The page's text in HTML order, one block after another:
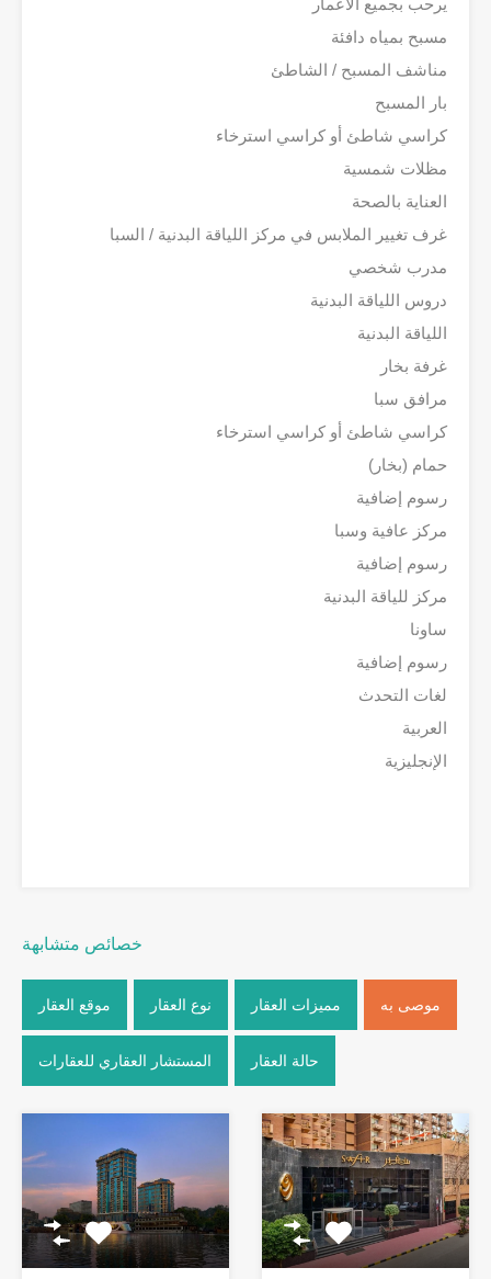
مسبح بمياه دافئة
مناشف المسبح / الشاطئ
بار المسبح
كراسي شاطئ أو كراسي استرخاء
مظلات شمسية
العناية بالصحة
غرف تغيير الملابس في مركز اللياقة البدنية / السبا
مدرب شخصي
دروس اللياقة البدنية
اللياقة البدنية
غرفة بخار
مرافق سبا
كراسي شاطئ أو كراسي استرخاء
حمام (بخار)
رسوم إضافية
مركز عافية وسبا
رسوم إضافية
مركز للياقة البدنية
ساونا
رسوم إضافية
لغات التحدث
العربية
الإنجليزية
خصائص متشابهة
موصى به مميزات العقار نوع العقار موقع العقار
حالة العقار المستشار العقاري للعقارات